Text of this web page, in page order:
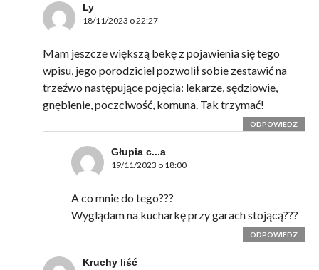
Ly
18/11/2023 o 22:27
Mam jeszcze większą bekę z pojawienia się tego
wpisu, jego porodziciel pozwolił sobie zestawić na
trzeźwo następujące pojęcia: lekarze, sędziowie,
gnębienie, poczciwość, komuna. Tak trzymać!
ODPOWIEDZ
Głupia c...a
19/11/2023 o 18:00
A co mnie do tego???
Wyglądam na kucharkę przy garach stojącą???
ODPOWIEDZ
Kruchy liść